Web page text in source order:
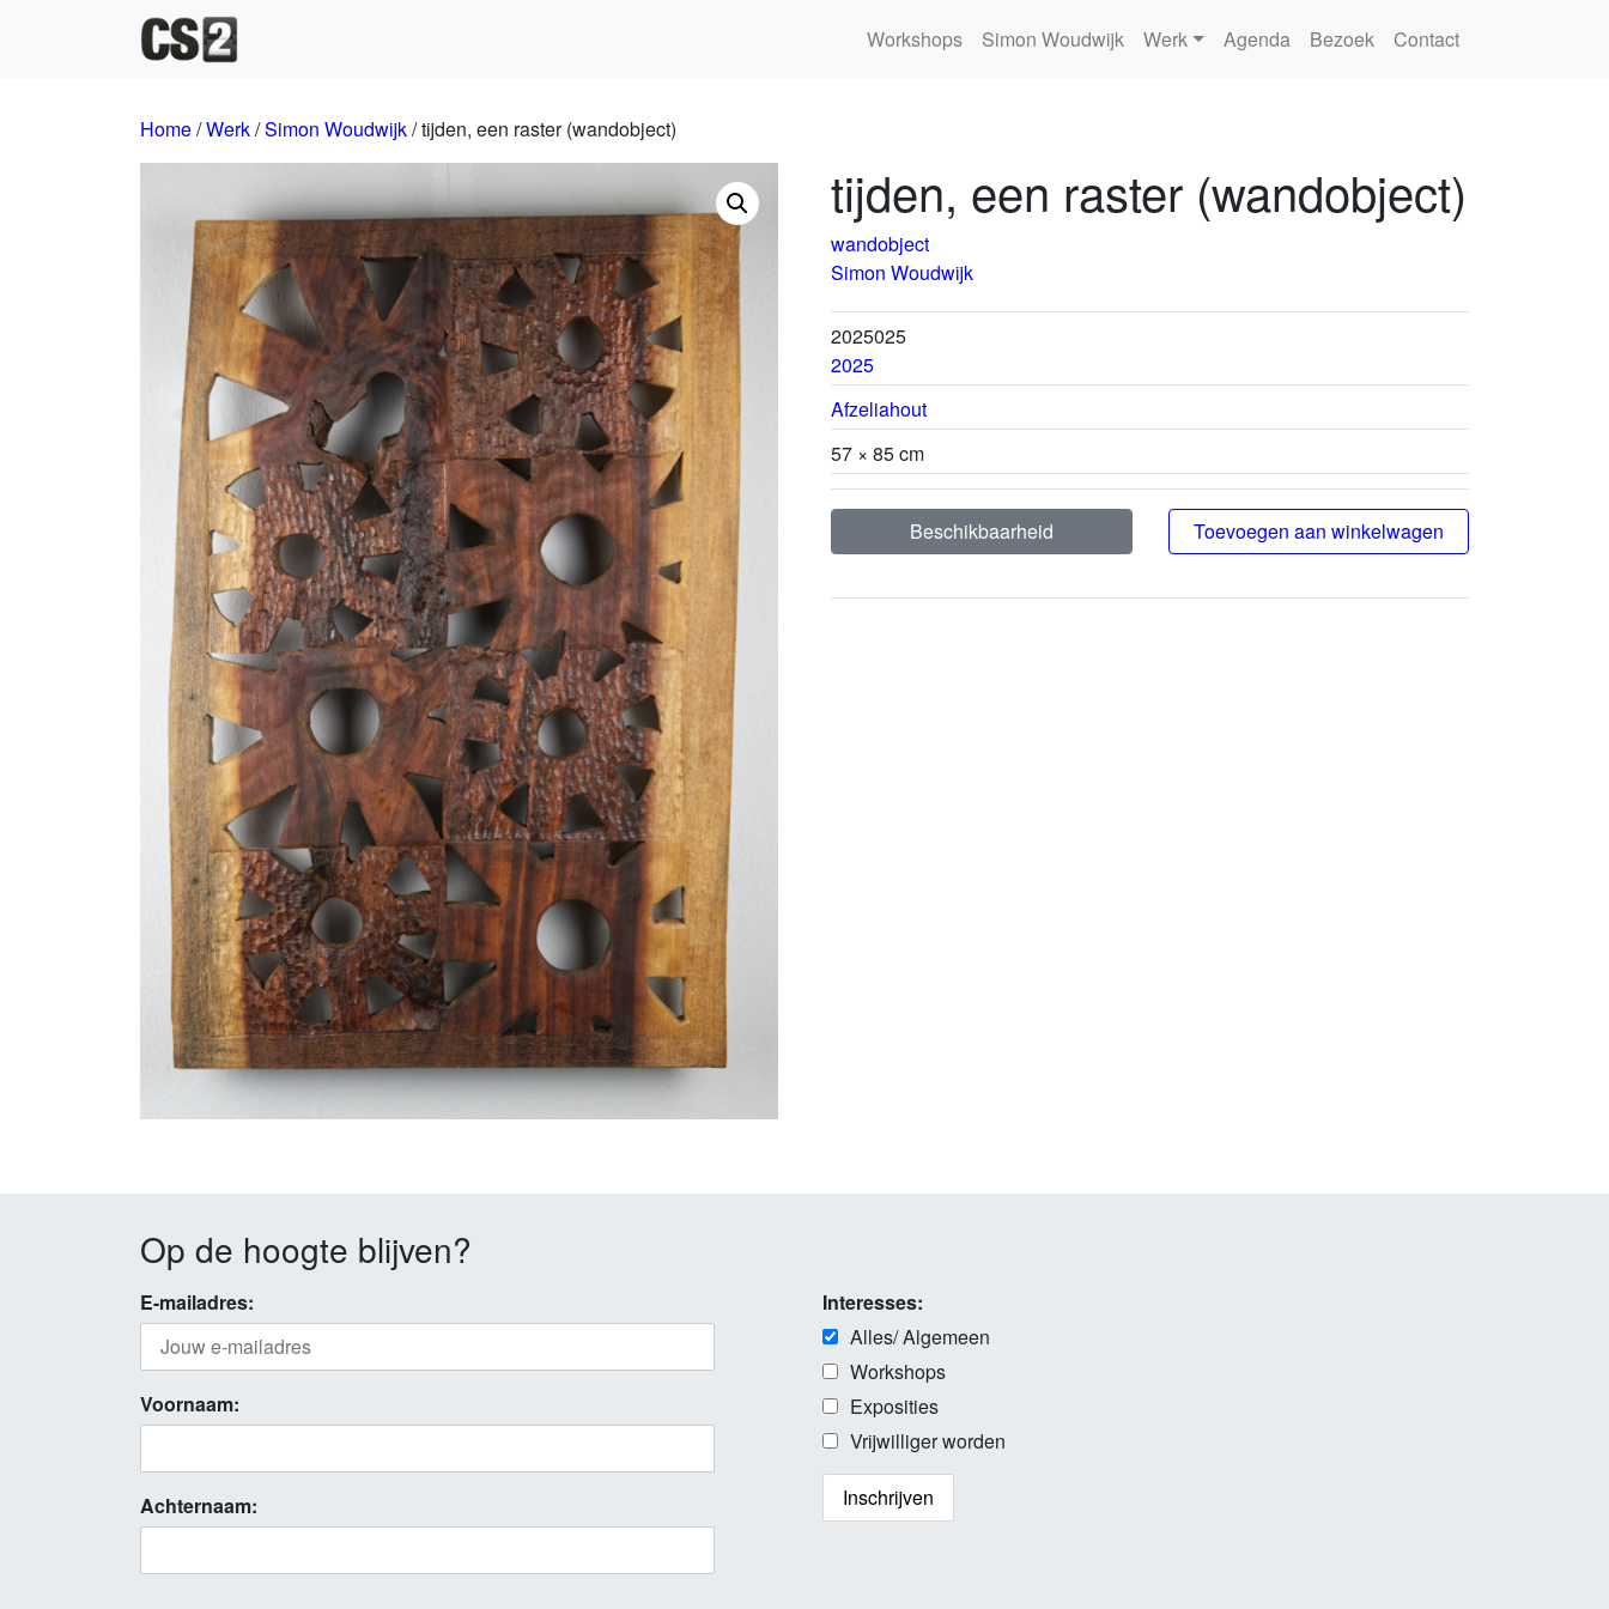
Hoofdnavigatie Workshops Simon Woudwijk Werk Agenda Bezoek Contact
Home/Werk/Simon Woudwijk/ tijden, een raster (wandobject)
tijden, een raster (wandobject)
wandobject
Simon Woudwijk
2025025
2025
Afzeliahout
57 × 85 cm
Beschikbaarheid Toevoegen aan winkelwagen
Op de hoogte blijven?
E-mailadres:
Voornaam:
Achternaam:
Interesses:
Alles/ Algemeen
Workshops
Exposities
Vrijwilliger worden